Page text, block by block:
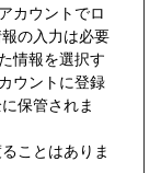
カウントでロ
の入力は必要
情報を選択す
ウントに登録
保管されま
ことはありま